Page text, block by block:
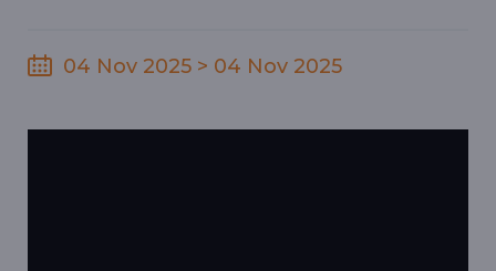
04 Nov 2025 > 04 Nov 2025